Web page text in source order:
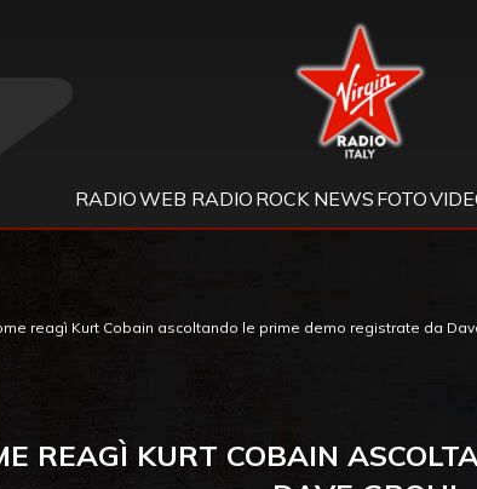
Virgin Radio
RADIOWEB RADIO ROCK NEWS FOTO
reagì Kurt Cobain ascoltando le prime demo registrate da
REAGÌ KURT COBAIN